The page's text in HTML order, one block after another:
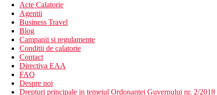
Acte Calatorie
Agentii
Business Travel
Blog
Campanii si regulamente
Conditii de calatorie
Contact
Directiva EAA
FAQ
Despre noi
Drepturi principale in temeiul Ordonantei Guvernului nr. 2/2018